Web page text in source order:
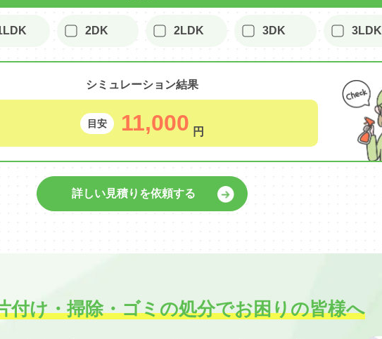
2DK 2LDK 3DK 3LDK
シミュレーション結果
目安 11,000 円
詳しい見積りを依頼する
付け・掃除・ゴミの処分でお困りの皆様へ